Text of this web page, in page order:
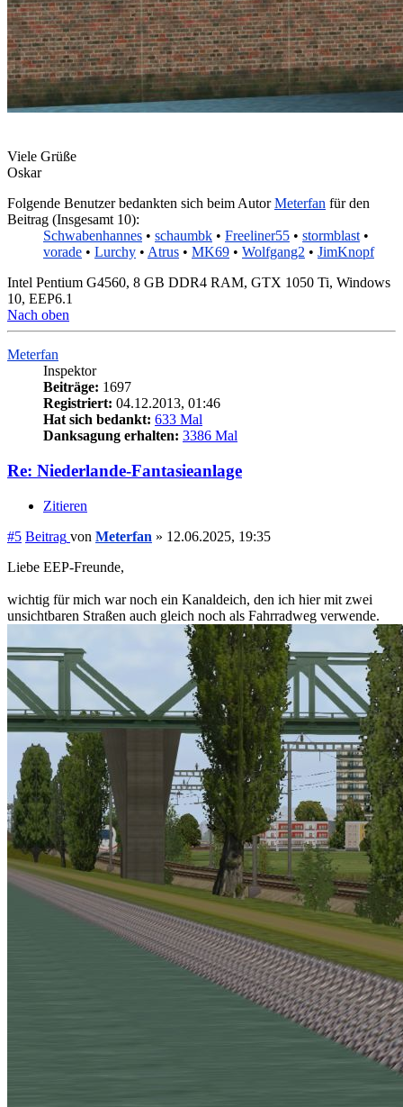
Viele Grüße
Oskar
Folgende Benutzer bedankten sich beim AutorMeterfan für den
Beitrag (Insgesamt 10):
Schwabenhannes • schaumbk • Freeliner55 • stormblast •
vorade • Lurchy • Atrus • MK69 • Wolfgang2 • JimKnopf
Intel Pentium G4560, 8 GB DDR4 RAM, GTX 1050 Ti, Windows
10, EEP6.1
Nach oben
Meterfan
Inspektor
Beiträge: 1697
Registriert: 04.12.2013, 01:46
Hat sich bedankt: 633 Mal
Danksagung erhalten: 3386 Mal
Re: Niederlande-Fantasieanlage
Zitieren
#5 Beitrag von Meterfan » 12.06.2025, 19:35
Liebe EEP-Freunde,
wichtig für mich war noch ein Kanaldeich, den ich hier mit zwei
unsichtbaren Straßen auch gleich noch als Fahrradweg verwende.